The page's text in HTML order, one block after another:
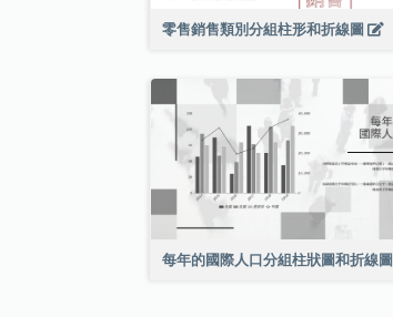
零售銷售類別分組柱形和折線圖
每年的國際人口分組柱狀圖和折線圖